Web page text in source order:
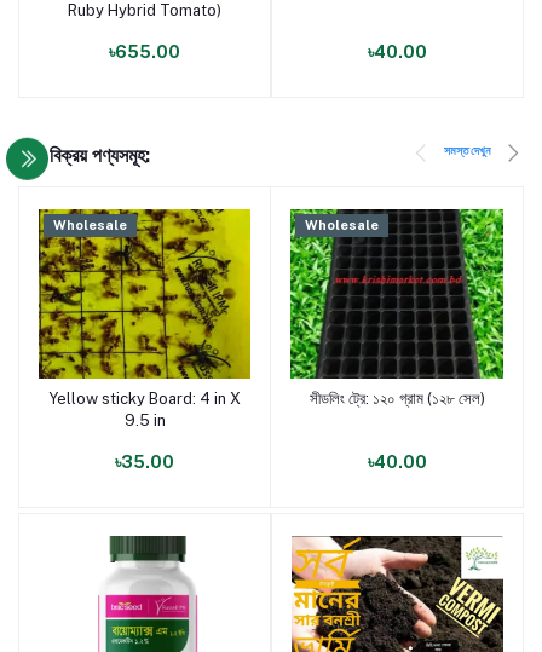
Ruby Hybrid Tomato)
৳655.00 ৳40.00
সেরা বিক্রয় পণ্যসমূহ: সমস্ত দেখুন
Wholesale
পণ্য যোগ করুন
Yellow sticky Board: 4 in X
9.5 in
৳35.00
Wholesale
পণ্য যোগ করুন
সীডলিং ট্রে: ১২০ গ্রাম (১২৮ সেল)
৳40.00